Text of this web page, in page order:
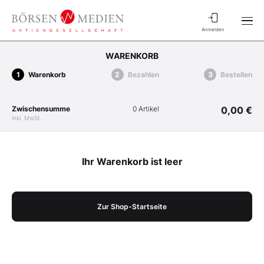
Anmelden
WARENKORB
Warenkorb Bezahlen Bestellen
Zwischensumme
inkl. MwSt.
0 Artikel 0,00 €
Ihr Warenkorb ist leer
Zur Shop-Startseite